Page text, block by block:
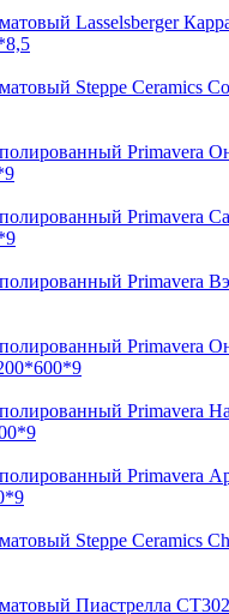
Lasselsberger
Steppe Ceramics
Primavera
Primavera
Primavera
Primavera
Primavera
Primavera
Steppe Ceramics
Пиастрелла